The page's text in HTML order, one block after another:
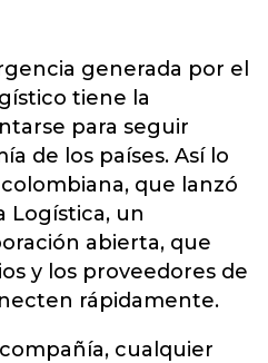
generada por el
tiene la
para seguir
de los países. Así lo
que lanzó
Logística, un
abierta, que
y los proveedores de
rápidamente.
cualquier